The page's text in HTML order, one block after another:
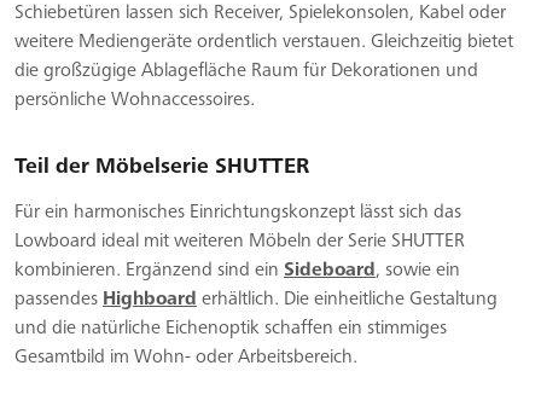
Schiebetüren lassen sich Receiver, Spielekonsolen, Kabel oder
weitere Mediengeräte ordentlich verstauen. Gleichzeitig bietet
die großzügige Ablagefläche Raum für Dekorationen und
persönliche Wohnaccessoires.
Teil der Möbelserie SHUTTER
Für ein harmonisches Einrichtungskonzept lässt sich das
Lowboard ideal mit weiteren Möbeln der Serie SHUTTER
kombinieren. Ergänzend sind ein Sideboard, sowie ein
passendes Highboard erhältlich. Die einheitliche Gestaltung
und die natürliche Eichenoptik schaffen ein stimmiges
Gesamtbild im Wohn- oder Arbeitsbereich.